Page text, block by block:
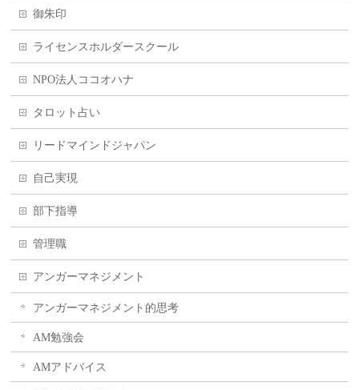
御朱印
ライセンスホルダースクール
NPO法人ココオハナ
タロット占い
リードマインドジャパン
自己実現
部下指導
管理職
アンガーマネジメント
アンガーマネジメント的思考
AM勉強会
AMアドバイス